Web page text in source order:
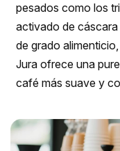
pesados ​​como los
activado de
de grado
Jura ofrece una
café más suave y